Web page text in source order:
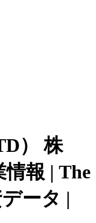
）
株
報 | The
ータ |